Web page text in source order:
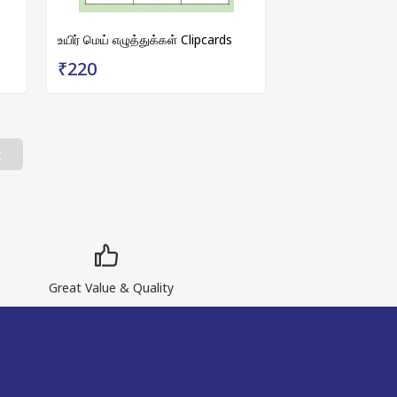
உயிர் மெய் எழுத்துக்கள் Clipcards
₹220
Great Value & Quality